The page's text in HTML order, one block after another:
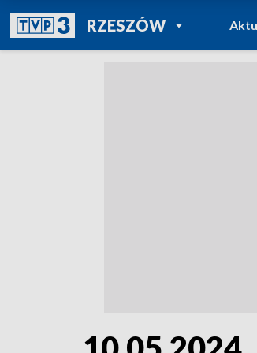
RZESZÓWPOWRÓT DO
TVP REGIONY